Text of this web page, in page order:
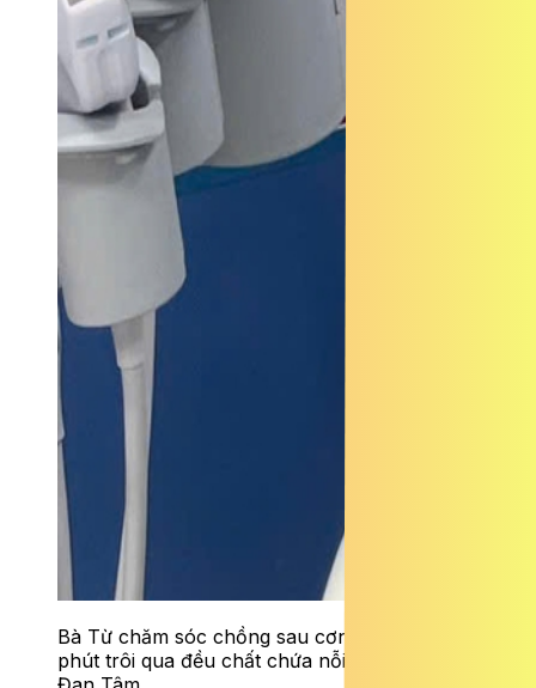
Bà Từ chăm sóc chồng sau cơn đột quỵ, từng
phút trôi qua đều chất chứa nỗi lo lắng. Ảnh: